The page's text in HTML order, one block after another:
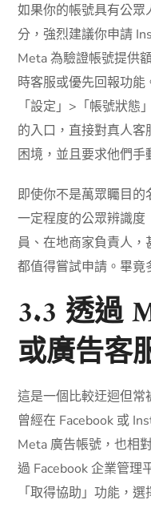
如果你的帳號具有公
分，強烈建議你申請
Meta 為驗證帳號提供
時客服或優先回報功
「設定」>「帳號狀態
的入口，直接對真人
困境，並且要求他們手
即使你不是萬眾矚目
一定程度的公眾辨識
員、在地商家負責人，
都值得嘗試申請。畢竟
3.3 透過
或廣告客
這是一個比較迂迴但
曾經在 Facebook 或
Meta 廣告帳號，也相
過 Facebook 企業管理
「取得協助」功能，